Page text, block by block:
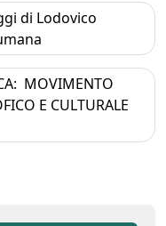
di Lodovico
MOVIMENTO
E CULTURALE